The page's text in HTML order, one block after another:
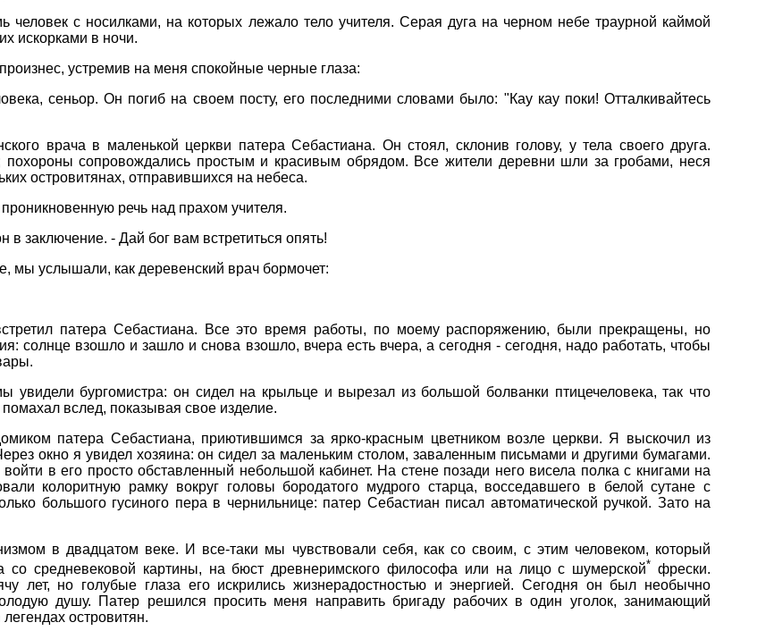
человек с носилками, на которых лежало тело учителя. Серая дуга на черном небе траурной каймой
искорками в ночи.
устремив на меня спокойные черные глаза:
сеньор. Он погиб на своем посту, его последними словами было: "Кау кау поки! Отталкивайтесь
врача в маленькой церкви патера Себастиана. Он стоял, склонив голову, у тела своего друга.
похороны сопровождались простым и красивым обрядом. Все жители деревни шли за гробами, неся
островитянах, отправившихся на небеса.
речь над прахом учителя.
в заключение. - Дай бог вам встретиться опять!
мы услышали, как деревенский врач бормочет:
патера Себастиана. Все это время работы, по моему распоряжению, были прекращены, но
солнце взошло и зашло и снова взошло, вчера есть вчера, а сегодня - сегодня, надо работать, чтобы
бургомистра: он сидел на крыльце и вырезал из большой болванки птицечеловека, так что
вслед, показывая свое изделие.
патера Себастиана, приютившимся за ярко-красным цветником возле церкви. Я выскочил из
окно я увидел хозяина: он сидел за маленьким столом, заваленным письмами и другими бумагами.
в его просто обставленный небольшой кабинет. На стене позади него висела полка с книгами на
колоритную рамку вокруг головы бородатого мудрого старца, восседавшего в белой сутане с
большого гусиного пера в чернильнице: патер Себастиан писал автоматической ручкой. Зато на
в двадцатом веке. И все-таки мы чувствовали себя, как со своим, с этим человеком, который
со средневековой картины, на бюст древнеримского философа или на лицо с шумерской* фрески.
лет, но голубые глаза его искрились жизнерадостностью и энергией. Сегодня он был необычно
душу. Патер решился просить меня направить бригаду рабочих в один уголок, занимающий
островитян.